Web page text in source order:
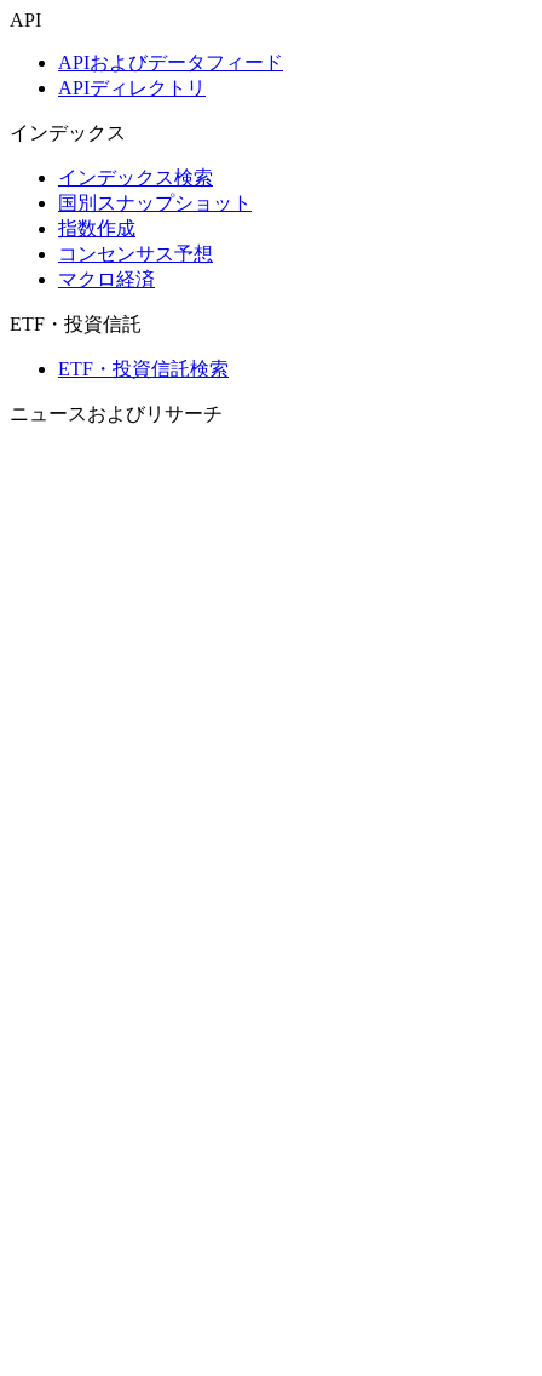
API
APIおよびデータフィード
APIディレクトリ
インデックス
インデックス検索
国別スナップショット
指数作成
コンセンサス予想
マクロ経済
ETF・投資信託
ETF・投資信託検索
ニュースおよびリサーチ